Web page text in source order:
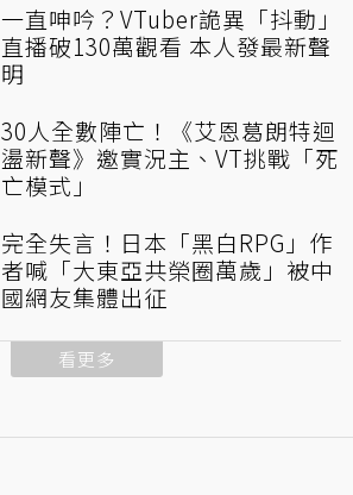
一直呻吟？VTuber詭異「抖動」
直播破130萬觀看 本人發最新聲
明
30人全數陣亡！《艾恩葛朗特迴
盪新聲》邀實況主、VT挑戰「死
亡模式」
完全失言！日本「黑白RPG」作
者喊「大東亞共榮圈萬歲」被中
國網友集體出征
看更多